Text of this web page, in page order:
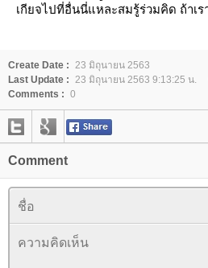
เกียจไปที่อื่นนี่แหละสมรู้ร่วมคิด ถ้าเ
Create Date : 23 มิถุนายน 2563
Last Update : 23 มิถุนายน 2563 9:13:25 น.
Comments : 0
Comment